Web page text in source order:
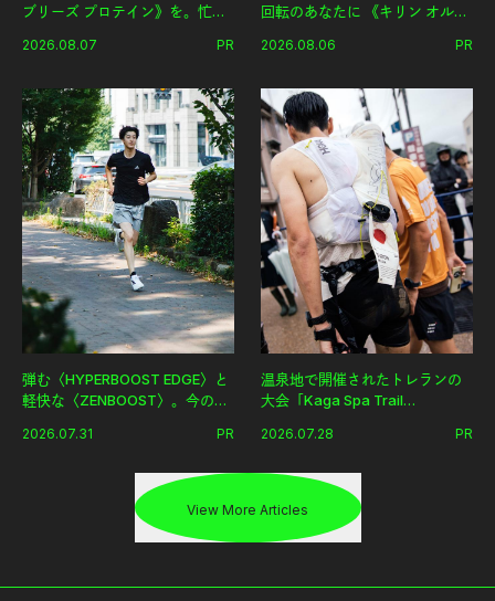
ブリーズ プロテイン》を。忙し
グ習慣。
2026.08.07 PR
回転のあなたに 《キリン オルニ
2026.08.06 PR
弾む〈HYPERBOOST EDGE〉と
軽快な〈ZENBOOST〉。今の時
出した新機軸。
2026.07.31 PR
温泉地で開催されたトレランの
大会「Kaga Spa Trail
戦を夢見るランナーたちの奮闘
2026.07.28 PR
View More Articles